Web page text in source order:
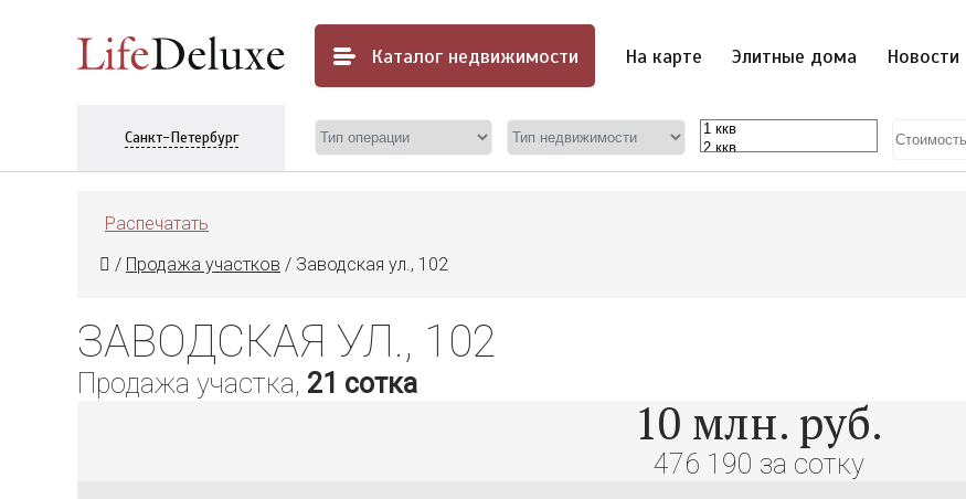
Каталог недвижимости На карте Элитные дома Новости
Санкт-Петербург
Распечатать
/ Продажа участков / Заводская ул., 102
ЗАВОДСКАЯ УЛ., 102
Продажа участка, 21 сотка
10 млн. руб.
476 190 за сотку